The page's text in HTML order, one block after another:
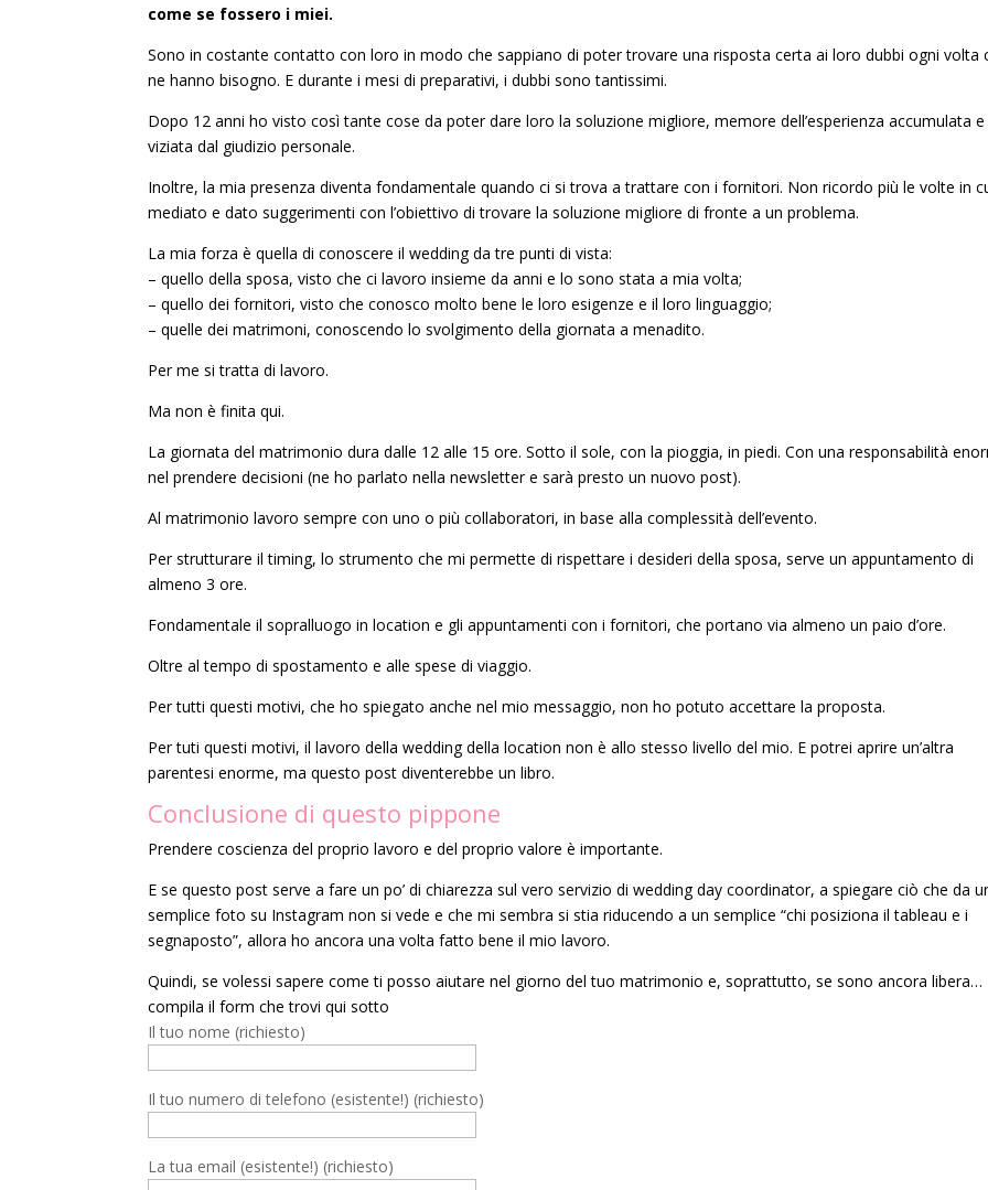
come se fossero i miei.
Sono in costante contatto con loro in modo che sappiano di poter trovare una risposta certa ai loro dubbi ogni volta
ne hanno bisogno. E durante i mesi di preparativi, i dubbi sono tantissimi.
Dopo 12 anni ho visto così tante cose da poter dare loro la soluzione migliore, memore dell’esperienza accumulata
viziata dal giudizio personale.
Inoltre, la mia presenza diventa fondamentale quando ci si trova a trattare con i fornitori. Non ricordo più le volte in
mediato e dato suggerimenti con l’obiettivo di trovare la soluzione migliore di fronte a un problema.
La mia forza è quella di conoscere il wedding da tre punti di vista:
– quello della sposa, visto che ci lavoro insieme da anni e lo sono stata a mia volta;
– quello dei fornitori, visto che conosco molto bene le loro esigenze e il loro linguaggio;
– quelle dei matrimoni, conoscendo lo svolgimento della giornata a menadito.
Per me si tratta di lavoro.
Ma non è finita qui.
La giornata del matrimonio dura dalle 12 alle 15 ore. Sotto il sole, con la pioggia, in piedi. Con una responsabilità
nel prendere decisioni (ne ho parlato nella newsletter e sarà presto un nuovo post).
Al matrimonio lavoro sempre con uno o più collaboratori, in base alla complessità dell’evento.
Per strutturare il timing, lo strumento che mi permette di rispettare i desideri della sposa, serve un appuntamento di
almeno 3 ore.
Fondamentale il sopralluogo in location e gli appuntamenti con i fornitori, che portano via almeno un paio d’ore.
Oltre al tempo di spostamento e alle spese di viaggio.
Per tutti questi motivi, che ho spiegato anche nel mio messaggio, non ho potuto accettare la proposta.
Per tuti questi motivi, il lavoro della wedding della location non è allo stesso livello del mio. E potrei aprire un’altra
parentesi enorme, ma questo post diventerebbe un libro.
Conclusione di questo pippone
Prendere coscienza del proprio lavoro e del proprio valore è importante.
E se questo post serve a fare un po’ di chiarezza sul vero servizio di wedding day coordinator, a spiegare ciò che da
semplice foto su Instagram non si vede e che mi sembra si stia riducendo a un semplice “chi posiziona il tableau e i
segnaposto”, allora ho ancora una volta fatto bene il mio lavoro.
Quindi, se volessi sapere come ti posso aiutare nel giorno del tuo matrimonio e, soprattutto, se sono ancora libera…
compila il form che trovi qui sotto
Il tuo nome (richiesto)
Il tuo numero di telefono (esistente!) (richiesto)
La tua email (esistente!) (richiesto)